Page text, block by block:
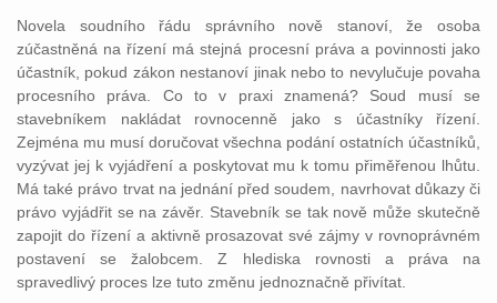
Novela soudního řádu správního nově stanoví, že osoba
zúčastněná na řízení má stejná procesní práva a povinnosti jako
účastník, pokud zákon nestanoví jinak nebo to nevylučuje povaha
procesního práva. Co to v praxi znamená? Soud musí se
stavebníkem nakládat rovnocenně jako s účastníky řízení.
Zejména mu musí doručovat všechna podání ostatních účastníků,
vyzývat jej k vyjádření a poskytovat mu k tomu přiměřenou lhůtu.
Má také právo trvat na jednání před soudem, navrhovat důkazy či
právo vyjádřit se na závěr. Stavebník se tak nově může skutečně
zapojit do řízení a aktivně prosazovat své zájmy v rovnoprávném
postavení se žalobcem. Z hlediska rovnosti a práva na
spravedlivý proces lze tuto změnu jednoznačně přivítat.